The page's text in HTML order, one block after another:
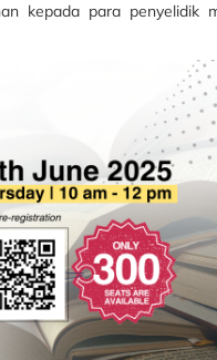
kepada para penyelidik